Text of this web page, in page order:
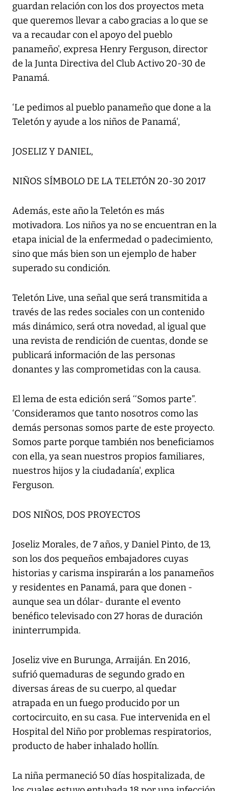
guardan relación con los dos proyectos meta
que queremos llevar a cabo gracias a lo que se
va a recaudar con el apoyo del pueblo
panameño', expresa Henry Ferguson, director
de la Junta Directiva del Club Activo 20-30 de
Panamá.
‘Le pedimos al pueblo panameño que done a la
Teletón y ayude a los niños de Panamá',
JOSELIZ Y DANIEL,
NIÑOS SÍMBOLO DE LA TELETÓN 20-30 2017
Además, este año la Teletón es más
motivadora. Los niños ya no se encuentran en la
etapa inicial de la enfermedad o padecimiento,
sino que más bien son un ejemplo de haber
superado su condición.
Teletón Live, una señal que será transmitida a
través de las redes sociales con un contenido
más dinámico, será otra novedad, al igual que
una revista de rendición de cuentas, donde se
publicará información de las personas
donantes y las comprometidas con la causa.
El lema de esta edición será ‘‘Somos parte”.
‘Consideramos que tanto nosotros como las
demás personas somos parte de este proyecto.
Somos parte porque también nos beneficiamos
con ella, ya sean nuestros propios familiares,
nuestros hijos y la ciudadanía', explica
Ferguson.
DOS NIÑOS, DOS PROYECTOS
Joseliz Morales, de 7 años, y Daniel Pinto, de 13,
son los dos pequeños embajadores cuyas
historias y carisma inspirarán a los panameños
y residentes en Panamá, para que donen -
aunque sea un dólar- durante el evento
benéfico televisado con 27 horas de duración
ininterrumpida.
Joseliz vive en Burunga, Arraiján. En 2016,
sufrió quemaduras de segundo grado en
diversas áreas de su cuerpo, al quedar
atrapada en un fuego producido por un
cortocircuito, en su casa. Fue intervenida en el
Hospital del Niño por problemas respiratorios,
producto de haber inhalado hollín.
La niña permaneció 50 días hospitalizada, de